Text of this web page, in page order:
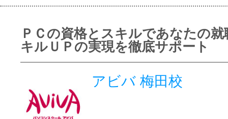
ＰＣの資格とスキルであなたの就
キルＵＰの実現を徹底サポート
アビバ 梅田校